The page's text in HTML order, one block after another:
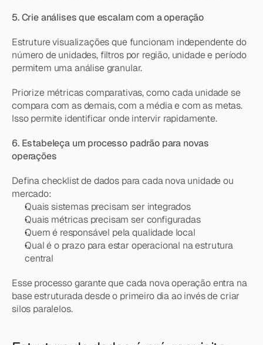
5. Crie análises que escalam com a operação
Estruture visualizações que funcionam independente do
número de unidades, filtros por região, unidade e período
permitem uma análise granular.
Priorize métricas comparativas, como cada unidade se
compara com as demais, com a média e com as metas.
Isso permite identificar onde intervir rapidamente.
6. Estabeleça um processo padrão para novas
operações
Defina checklist de dados para cada nova unidade ou
mercado:
Quais sistemas precisam ser integrados
Quais métricas precisam ser configuradas
Quem é responsável pela qualidade local
Qual é o prazo para estar operacional na estrutura
central
Esse processo garante que cada nova operação entra na
base estruturada desde o primeiro dia ao invés de criar
silos paralelos.